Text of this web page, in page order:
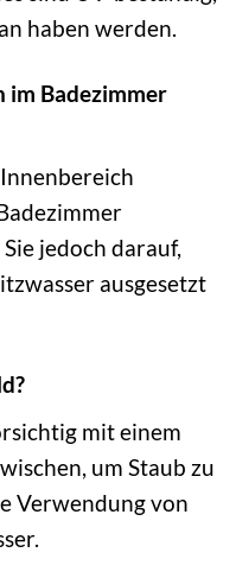
haben werden.
im Badezimmer
jedoch darauf,
ausgesetzt
mit einem
um Staub zu
Verwendung von